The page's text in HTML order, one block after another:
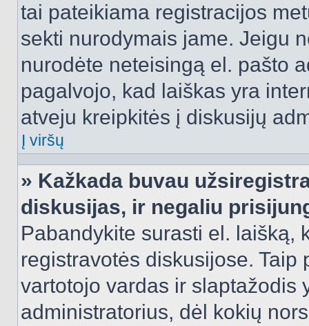
tai pateikiama registracijos
sekti nurodymais jame. Jeigu
nurodėte neteisingą el. pašto
pagalvojo, kad laiškas yra
atveju kreipkitės į diskusijų
Į viršų
» Kažkada buvau
diskusijas, ir negaliu
Pabandykite surasti el. laišką,
registravotės diskusijose.
vartotojo vardas ir slaptažodis
administratorius, dėl kokių